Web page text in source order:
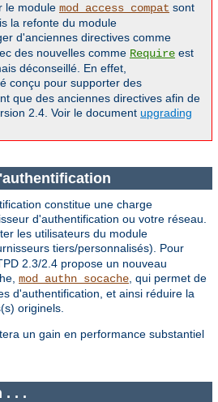
le module mod_access_compat sont
la refonte du module
d'anciennes directives comme
des nouvelles comme Require est
déconseillé. En effet,
conçu pour supporter des
que des anciennes directives afin de
2.4. Voir le document upgrading
constitue une charge
d'authentification ou votre réseau.
les utilisateurs du module
tiers/personnalisés). Pour
2.3/2.4 propose un nouveau
mod_authn_socache, qui permet de
d'authentification, et ainsi réduire la
originels.
un gain en performance substantiel
. . .